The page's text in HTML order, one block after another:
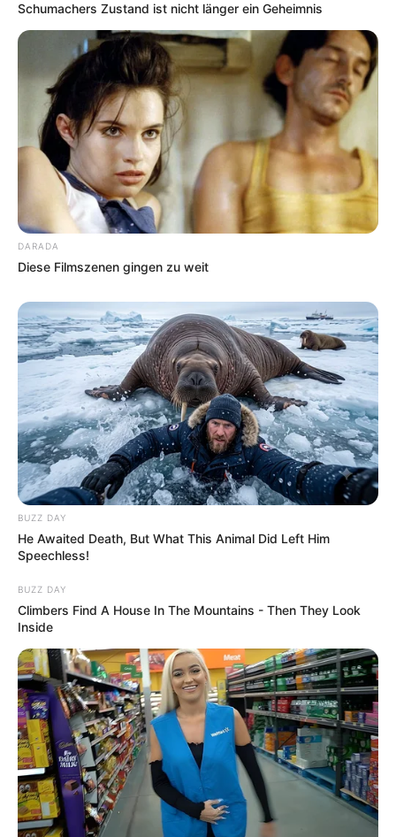
Schumachers Zustand ist nicht länger ein Geheimnis
DARADA
Diese Filmszenen gingen zu weit
BUZZ DAY
He Awaited Death, But What This Animal Did Left Him
Speechless!
BUZZ DAY
Climbers Find A House In The Mountains - Then They Look
Inside